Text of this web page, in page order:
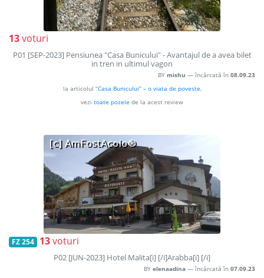
13voturi
P01 [SEP-2023] Pensiunea "Casa Bunicului" - Avantajul de a avea bilet
in tren in ultimul vagon
BY mishu — încărcată în 08.09.23
la articolul “Casa Bunicului” – o viata de poveste,
vezi toate pozele de la acest review
FZ 254 13voturi
P02 [JUN-2023] Hotel Malita[i] [/i]Arabba[i] [/i]
BY elenaadina — încărcată în 07.09.23